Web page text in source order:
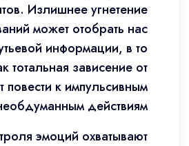
Излишнее угнетение
может отобрать нас
информации, в то
тотальная зависение от
повести к импульсивным
действиям.
эмоций охватывают